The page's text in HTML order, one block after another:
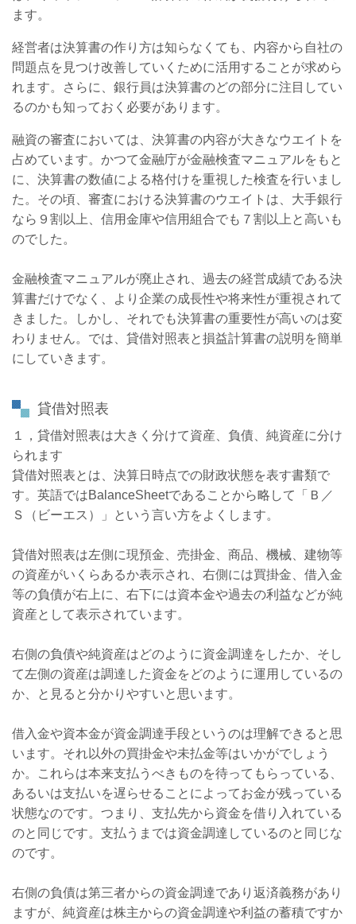
ます。
経営者は決算書の作り方は知らなくても、内容から自社の
問題点を見つけ改善していくために活用することが求めら
れます。さらに、銀行員は決算書のどの部分に注目してい
るのかも知っておく必要があります。
融資の審査においては、決算書の内容が大きなウエイトを
占めています。かつて金融庁が金融検査マニュアルをもと
に、決算書の数値による格付けを重視した検査を行いまし
た。その頃、審査における決算書のウエイトは、 大手銀行
なら９割以上、信用金庫や信用組合でも７割以上と高いも
のでした。
金融検査マニュアルが廃止され、過去の経営成績である決
算書だけでなく、より企業の成長性や将来性が重視されて
きました。しかし、それでも決算書の重要性が高いのは変
わりません。では、 貸借対照表と損益計算書の説明を簡単
にしていきます。
貸借対照表
１，貸借対照表は大きく分けて資産、負債、純資産に分け
られます
貸借対照表とは、 決算日時点での財政状態を表す書類で
す。英語ではBalanceSheetであることから略して「Ｂ／
Ｓ（ビーエス）」という言い方をよくします。
貸借対照表は左側に現預金、売掛金、商品、機械、建物等
の資産がいくらあるか表示され、右側には買掛金、借入金
等の負債が右上に、右下には資本金や過去の利益などが純
資産として表示されています。
右側の負債や純資産はどのように資金調達をしたか、そし
て左側の資産は調達した資金をどのように運用しているの
か、と見ると分かりやすいと思います。
借入金や資本金が資金調達手段というのは理解できると思
います。それ以外の買掛金や未払金等はいかがでしょう
か。これらは本来支払うべきものを待ってもらっている、
あるいは支払いを遅らせることによってお金が残っている
状態なのです。つまり、支払先から資金を借り入れている
のと同じです。支払うまでは資金調達しているのと同じな
のです。
右側の負債は第三者からの資金調達であり返済義務があり
ますが、純資産は株主からの資金調達や利益の蓄積ですか